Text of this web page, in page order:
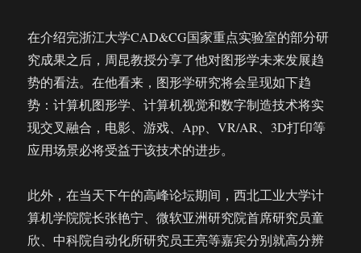
在介绍完浙江大学CAD&CG国家重点实验室的部分研
究成果之后，周昆教授分享了他对图形学未来发展趋
势的看法。在他看来，图形学研究将会呈现如下趋
势：计算机图形学、计算机视觉和数字制造技术将实
现交叉融合，电影、游戏、App、VR/AR、3D打印等
应用场景必将受益于该技术的进步。
此外，在当天下午的高峰论坛期间，西北工业大学计
算机学院院长张艳宁、微软亚洲研究院首席研究员童
欣、中科院自动化所研究员王亮等嘉宾分别就高分辨